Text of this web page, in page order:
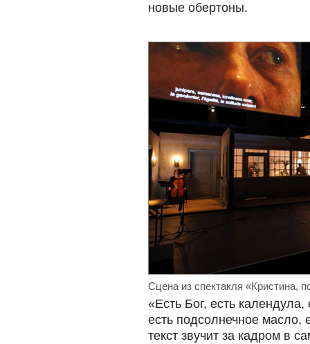
новые обертоны.
Сцена из спектакля «Кристина,
«Есть Бог, есть
есть подсолнечное
текст звучит за кадром в